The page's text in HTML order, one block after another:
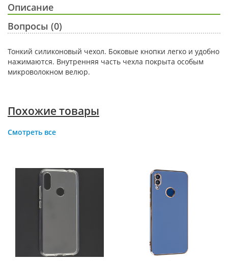
Описание
Вопросы (0)
Тонкий силиконовый чехол. Боковые кнопки легко и удобно
нажимаются. Внутренняя часть чехла покрыта особым
микроволокном велюр.
Похожие товары
Смотреть все